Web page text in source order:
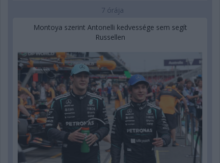
7 órája
Montoya szerint Antonelli kedvessége sem segít
Russellen